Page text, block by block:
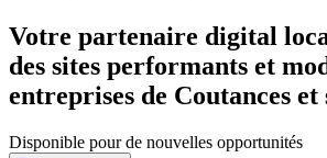
Votre partenaire digital
des sites performants et
entreprises de Coutances et
Disponible pour de nouvelles opportunités